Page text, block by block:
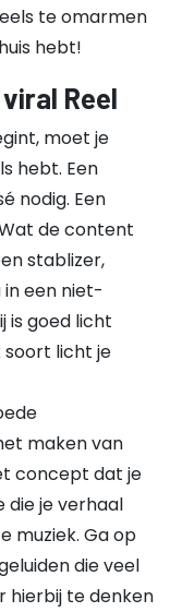
te omarmen
hebt!
Reel
moet je
hebt. Een
nodig. Een
de content
stablizer,
een niet-
is goed licht
soort licht je
maken van
concept dat je
die je verhaal
muziek. Ga op
die veel
hierbij te denken